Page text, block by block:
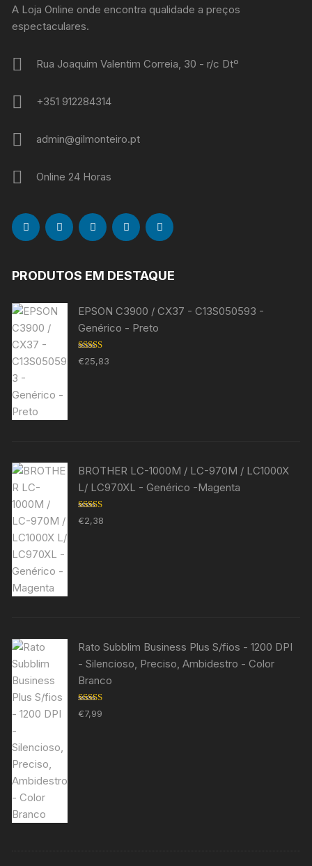
A Loja Online onde encontra qualidade a preços
espectaculares.
Rua Joaquim Valentim Correia, 30 - r/c Dtº
+351 912284314
admin@gilmonteiro.pt
Online 24 Horas
PRODUTOS EM DESTAQUE
EPSON C3900 / CX37 - C13S050593 -
Genérico - Preto
Avaliação
5.00de 5
€25,83
BROTHER LC-1000M / LC-970M / LC1000X
L/ LC970XL - Genérico -Magenta
Avaliação
5.00de 5
€2,38
Rato Subblim Business Plus S/fios - 1200 DPI
- Silencioso, Preciso, Ambidestro - Color
Branco
Avaliação
5.00de 5
€7,99